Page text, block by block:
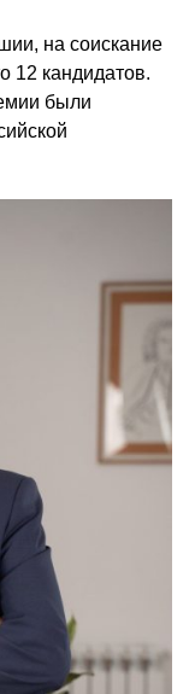
на соискание
12 кандидатов.
были